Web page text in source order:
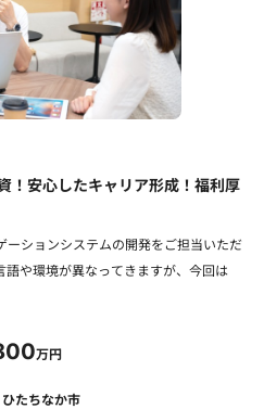
！安心したキャリア形成！福利厚
ーションシステムの開発をご担当いただ
語や環境が異なってきますが、今回は
万円
ひたちなか市